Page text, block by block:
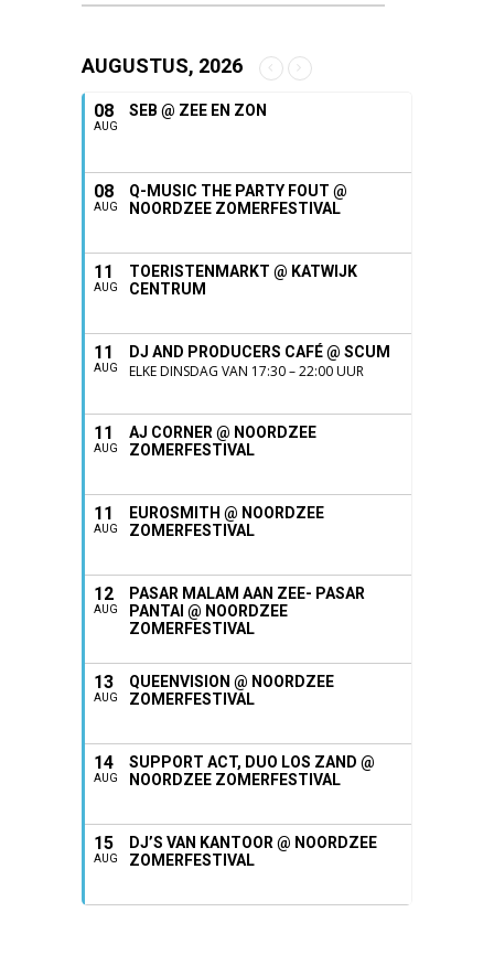
AUGUSTUS, 2026
08
AUG
SEB @ ZEE EN ZON
08
AUG
Q-MUSIC THE PARTY FOUT @
NOORDZEE ZOMERFESTIVAL
11
AUG
TOERISTENMARKT @ KATWIJK
CENTRUM
11
AUG
DJ AND PRODUCERS CAFÉ @ SCUM
ELKE DINSDAG VAN 17:30 – 22:00 UUR
11
AUG
AJ CORNER @ NOORDZEE
ZOMERFESTIVAL
11
AUG
EUROSMITH @ NOORDZEE
ZOMERFESTIVAL
12
AUG
PASAR MALAM AAN ZEE- PASAR
PANTAI @ NOORDZEE
ZOMERFESTIVAL
13
AUG
QUEENVISION @ NOORDZEE
ZOMERFESTIVAL
14
AUG
SUPPORT ACT, DUO LOS ZAND @
NOORDZEE ZOMERFESTIVAL
15
AUG
DJ’S VAN KANTOOR @ NOORDZEE
ZOMERFESTIVAL